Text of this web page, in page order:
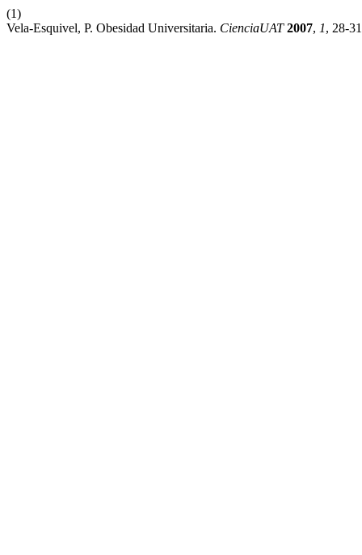
(1)
Vela-Esquivel, P. Obesidad Universitaria. CienciaUAT 2007, 1, 28-